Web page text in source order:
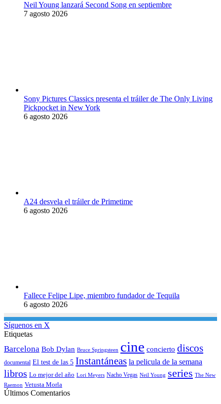
Neil Young lanzará Second Song en septiembre
7 agosto 2026
Sony Pictures Classics presenta el tráiler de The Only Living
Pickpocket in New York
6 agosto 2026
A24 desvela el tráiler de Primetime
6 agosto 2026
Fallece Felipe Lipe, miembro fundador de Tequila
6 agosto 2026
Síguenos en X
Etiquetas
Barcelona Bob Dylan Bruce Springsteen cine concierto discos
documental El test de las 5 Instantáneas la pelicula de la semana
libros Lo mejor del año Lori Meyers Nacho Vegas Neil Young series The New
Raemon Vetusta Morla
Últimos Comentarios